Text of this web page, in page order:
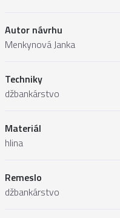
Autor návrhu
Menkynová Janka
Techniky
džbankárstvo
Materiál
hlina
Remeslo
džbankárstvo